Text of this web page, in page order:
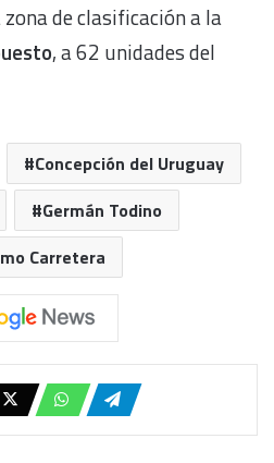
de clasificación a la
, a 62 unidades del
Concepción del Uruguay
Germán Todino
Carretera